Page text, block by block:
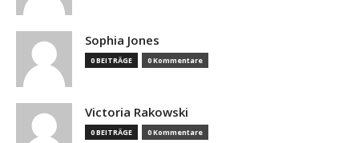
Sophia Jones
0 BEITRÄGE 0 Kommentare
Victoria Rakowski
0 BEITRÄGE 0 Kommentare